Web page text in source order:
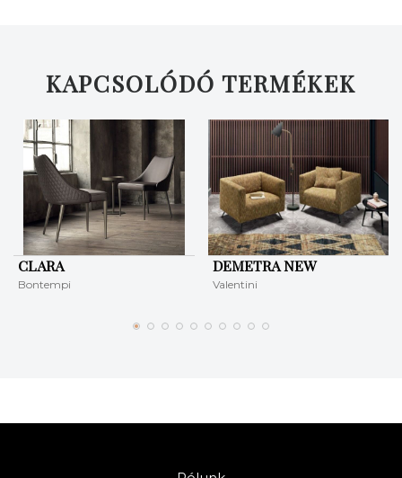
KAPCSOLÓDÓ TERMÉKEK
CLARA
Bontempi
DEMETRA NEW
Valentini